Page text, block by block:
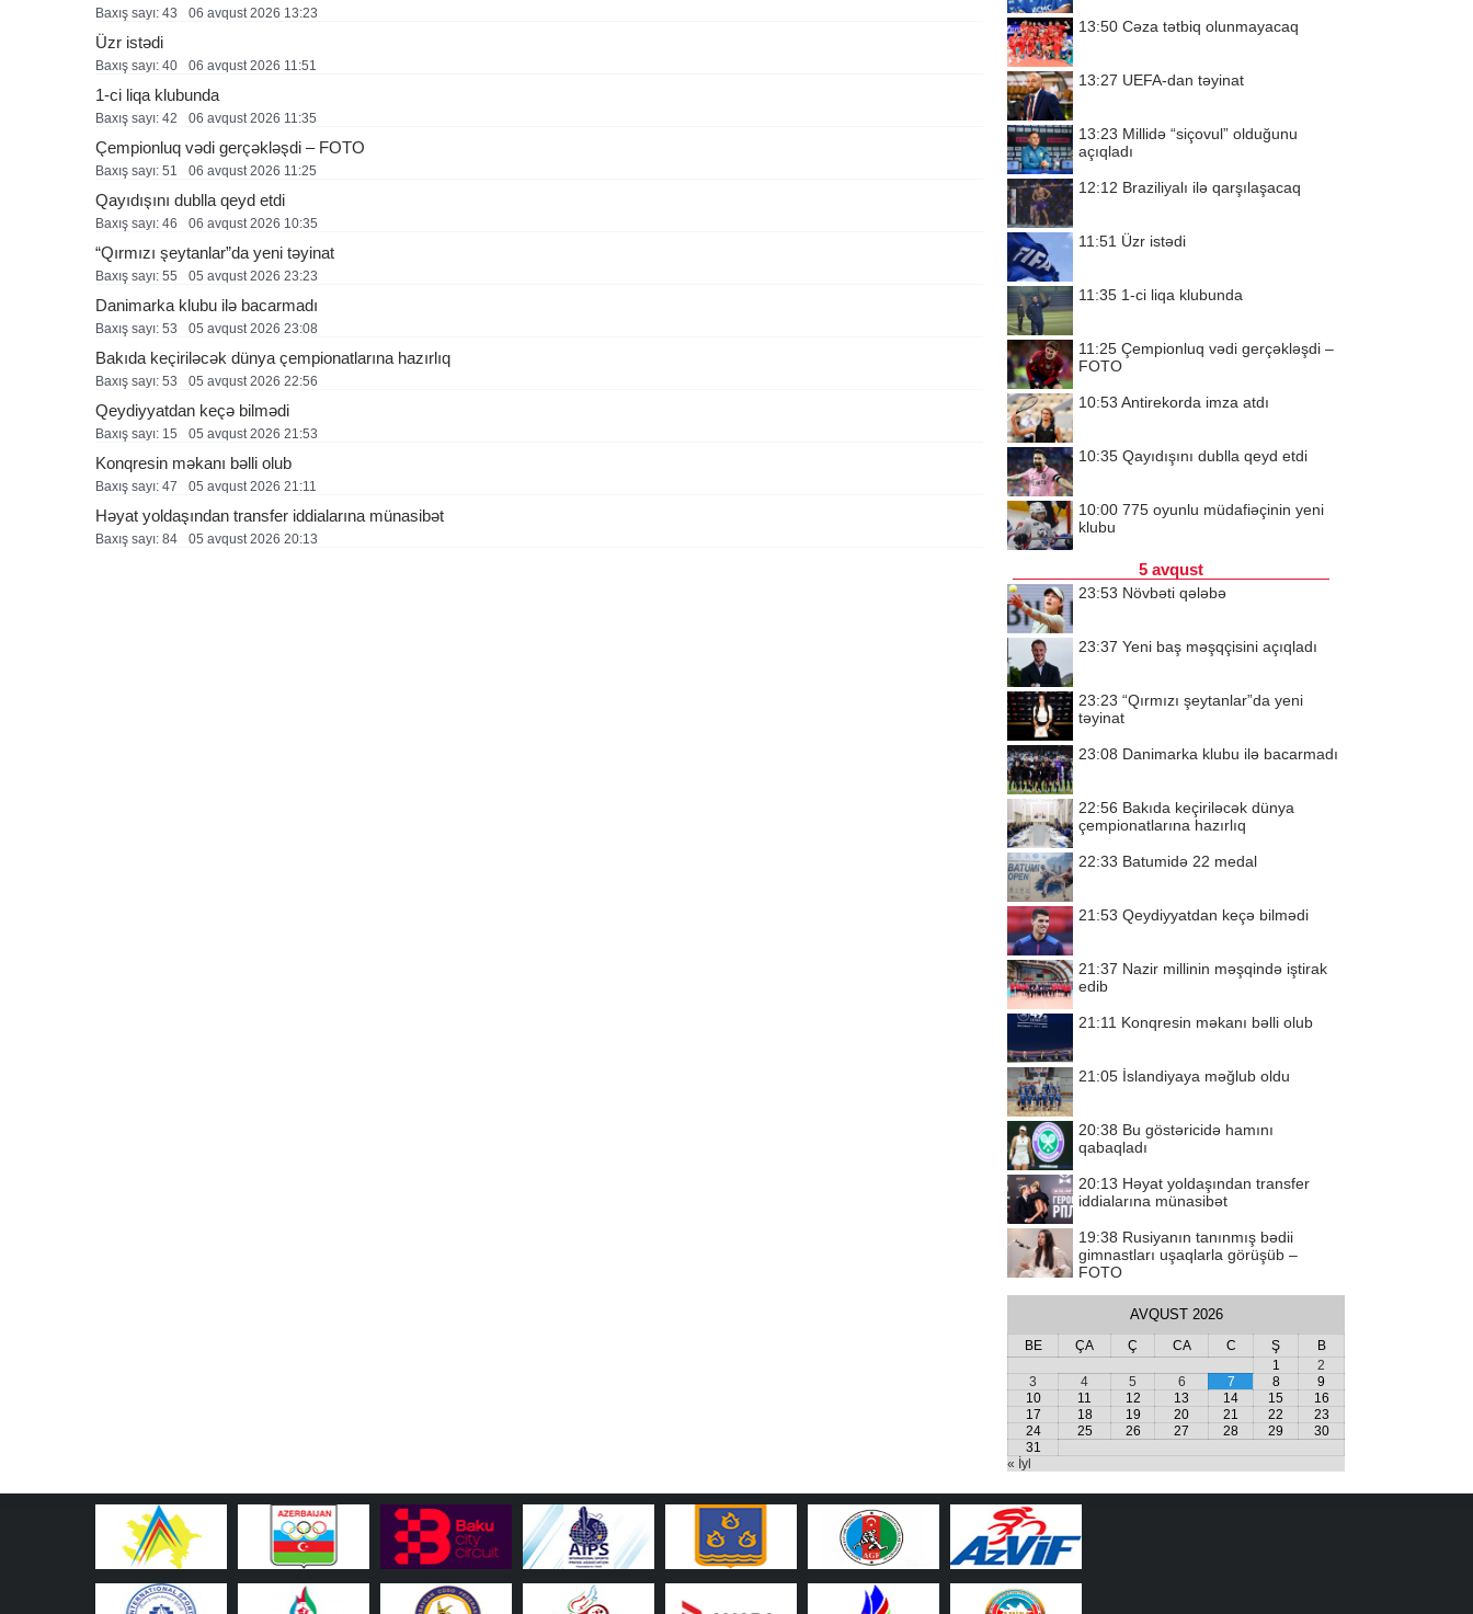
Baxış sayı: 43 06 avqust 2026 13:23
Üzr istədi
Baxış sayı: 40 06 avqust 2026 11:51
1-ci liqa klubunda
Baxış sayı: 42 06 avqust 2026 11:35
Çempionluq vədi gerçəkləşdi – FOTO
Baxış sayı: 51 06 avqust 2026 11:25
Qayıdışını dublla qeyd etdi
Baxış sayı: 46 06 avqust 2026 10:35
“Qırmızı şeytanlar”da yeni təyinat
Baxış sayı: 55 05 avqust 2026 23:23
Danimarka klubu ilə bacarmadı
Baxış sayı: 53 05 avqust 2026 23:08
Bakıda keçiriləcək dünya çempionatlarına hazırlıq
Baxış sayı: 53 05 avqust 2026 22:56
Qeydiyyatdan keçə bilmədi
Baxış sayı: 15 05 avqust 2026 21:53
Konqresin məkanı bəlli olub
Baxış sayı: 47 05 avqust 2026 21:11
Həyat yoldaşından transfer iddialarına münasibət
Baxış sayı: 84 05 avqust 2026 20:13
13:50 Cəza tətbiq olunmayacaq
13:27 UEFA-dan təyinat
13:23 Millidə “siçovul” olduğunu
açıqladı
12:12 Braziliyalı ilə qarşılaşacaq
11:51 Üzr istədi
11:35 1-ci liqa klubunda
11:25 Çempionluq vədi gerçəkləşdi –
FOTO
10:53 Antirekorda imza atdı
10:35 Qayıdışını dublla qeyd etdi
10:00 775 oyunlu müdafiəçinin yeni
klubu
5 avqust
23:53 Növbəti qələbə
23:37 Yeni baş məşqçisini açıqladı
23:23 “Qırmızı şeytanlar”da yeni
təyinat
23:08 Danimarka klubu ilə bacarmadı
22:56 Bakıda keçiriləcək dünya
çempionatlarına hazırlıq
22:33 Batumidə 22 medal
21:53 Qeydiyyatdan keçə bilmədi
21:37 Nazir millinin məşqində iştirak
edib
21:11 Konqresin məkanı bəlli olub
21:05 İslandiyaya məğlub oldu
20:38 Bu göstəricidə hamını
qabaqladı
20:13 Həyat yoldaşından transfer
iddialarına münasibət
19:38 Rusiyanın tanınmış bədii
gimnastları uşaqlarla görüşüb –
FOTO
AVQUST 2026
BE ÇA Ç CA C Ş
B
1
2
3
4 5 6 7 8
9
10
11 12 13 14 15
16
17
18 19 20 21 22
23
24
25 26 27 28 29
30
31
« İyl